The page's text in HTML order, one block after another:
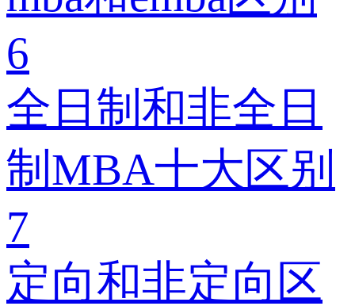
6
全日制和非全日
制MBA十大区别
7
定向和非定向区